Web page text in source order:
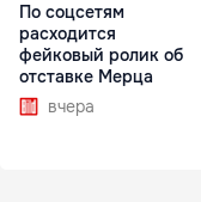
По соцсетям
расходится
фейковый ролик об
отставке Мерца
вчера